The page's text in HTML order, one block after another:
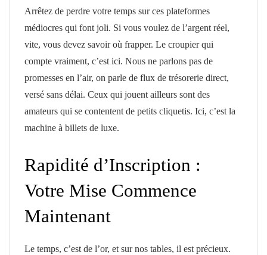
Arrêtez de perdre votre temps sur ces plateformes
médiocres qui font joli. Si vous voulez de l’argent réel,
vite, vous devez savoir où frapper. Le croupier qui
compte vraiment, c’est ici. Nous ne parlons pas de
promesses en l’air, on parle de flux de trésorerie direct,
versé sans délai. Ceux qui jouent ailleurs sont des
amateurs qui se contentent de petits cliquetis. Ici, c’est la
machine à billets de luxe.
Rapidité d’Inscription :
Votre Mise Commence
Maintenant
Le temps, c’est de l’or, et sur nos tables, il est précieux.